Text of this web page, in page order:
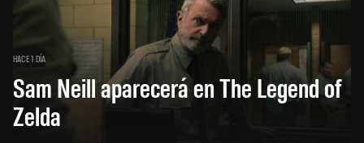
HACE 1 DÍA
Sam Neill aparecerá en The Legend of
Zelda